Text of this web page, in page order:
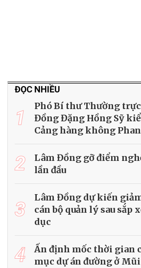
ĐỌC NHIỀU
1
Phó Bí thư Thường
Đồng Đặng Hồng Sỹ
Cảng hàng không
2
Lâm Đồng gỡ điểm
lần đầu
3
Lâm Đồng dự kiến
cán bộ quản lý sau sắp
dục
4
Ấn định mốc thời gian
mục dự án đường ở